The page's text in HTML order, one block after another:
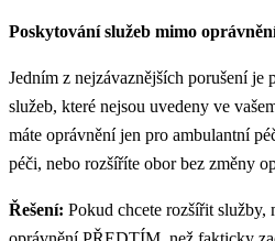
Poskytování služeb mimo
Jedním z nejzávaznějších porušení je
služeb, které nejsou uvedeny ve
máte oprávnění jen pro ambulantní
péči, nebo rozšíříte obor bez změny
Řešení: Pokud chcete rozšířit služby,